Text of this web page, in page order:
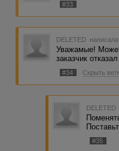
#33
DELETED
Уважамые!
заказчик
#34 Скрыть
DELETED
#35